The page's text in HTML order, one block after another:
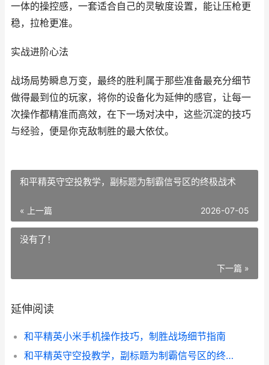
一体的操控感，一套适合自己的灵敏度设置，能让压枪更
稳，拉枪更准。
实战进阶心法
战场局势瞬息万变，最终的胜利属于那些准备最充分细节
做得最到位的玩家，将你的设备化为延伸的感官，让每一
次操作都精准而高效，在下一场对决中，这些沉淀的技巧
与经验，便是你克敌制胜的最大依仗。
和平精英守空投教学，副标题为制霸信号区的终极战术
« 上一篇 2026-07-05
没有了！
下一篇 »
延伸阅读
和平精英小米手机操作技巧，制胜战场细节指南
和平精英守空投教学，副标题为制霸信号区的终极战术